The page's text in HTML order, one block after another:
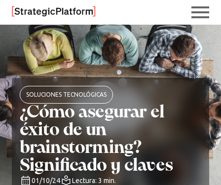
SOLUCIONES TECNOLÓGICAS
¿Cómo asegurar el
éxito de un
brainstorming?
Significado y claves
01/10/24 Lectura: 3 min.